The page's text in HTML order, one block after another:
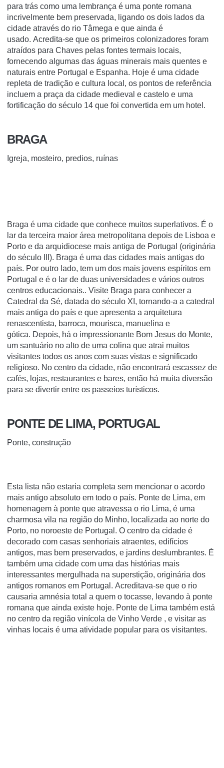
para trás como uma lembrança é uma ponte romana
incrivelmente bem preservada, ligando os dois lados da
cidade através do rio Tâmega e que ainda é
usado. Acredita-se que os primeiros colonizadores foram
atraídos para Chaves pelas fontes termais locais,
fornecendo algumas das águas minerais mais quentes e
naturais entre Portugal e Espanha. Hoje é uma cidade
repleta de tradição e cultura local, os pontos de referência
incluem a praça da cidade medieval e castelo e uma
fortificação do século 14 que foi convertida em um hotel.
BRAGA
Igreja, mosteiro, predios, ruínas
Braga é uma cidade que conhece muitos superlativos. É o
lar da terceira maior área metropolitana depois de Lisboa e
Porto e da arquidiocese mais antiga de Portugal (originária
do século III). Braga é uma das cidades mais antigas do
país. Por outro lado, tem um dos mais jovens espíritos em
Portugal e é o lar de duas universidades e vários outros
centros educacionais.. Visite Braga para conhecer a
Catedral da Sé, datada do século XI, tornando-a a catedral
mais antiga do país e que apresenta a arquitetura
renascentista, barroca, mourisca, manuelina e
gótica. Depois, há o impressionante Bom Jesus do Monte,
um santuário no alto de uma colina que atrai muitos
visitantes todos os anos com suas vistas e significado
religioso. No centro da cidade, não encontrará escassez de
cafés, lojas, restaurantes e bares, então há muita diversão
para se divertir entre os passeios turísticos.
PONTE DE LIMA, PORTUGAL
Ponte, construção
Esta lista não estaria completa sem mencionar o acordo
mais antigo absoluto em todo o país. Ponte de Lima, em
homenagem à ponte que atravessa o rio Lima, é uma
charmosa vila na região do Minho, localizada ao norte do
Porto, no noroeste de Portugal. O centro da cidade é
decorado com casas senhoriais atraentes, edifícios
antigos, mas bem preservados, e jardins deslumbrantes. É
também uma cidade com uma das histórias mais
interessantes mergulhada na superstição, originária dos
antigos romanos em Portugal. Acreditava-se que o rio
causaria amnésia total a quem o tocasse, levando à ponte
romana que ainda existe hoje. Ponte de Lima também está
no centro da região vinícola de Vinho Verde , e visitar as
vinhas locais é uma atividade popular para os visitantes.